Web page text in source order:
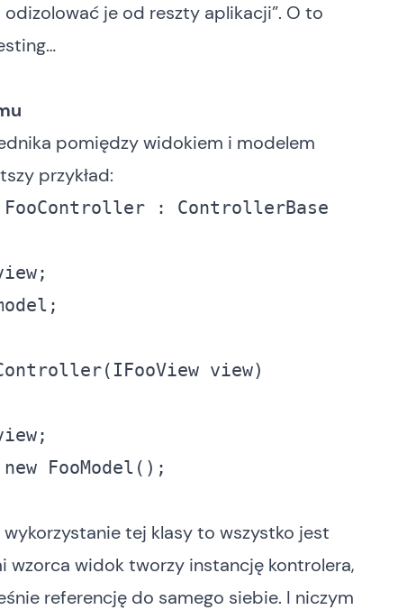
je od reszty aplikacji”. O to
pomiędzy widokiem i modelem
przykład:
FooController : ControllerBase
view)
new FooModel();
tej klasy to wszystko jest
wzorca widok tworzy instancję kontrolera,
referencję do samego siebie. I niczym